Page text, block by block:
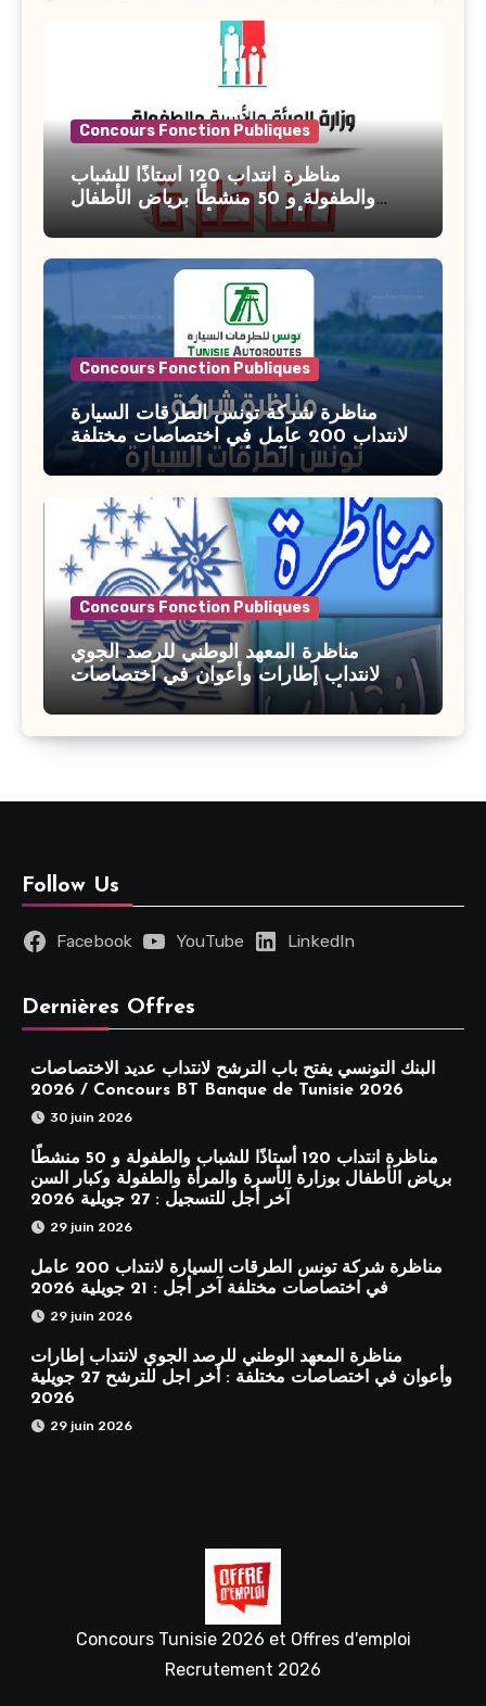
Concours Fonction Publiques
مناظرة انتداب 120 أستاذًا للشباب
والطفولة و 50 منشطًا برياض الأطفال
بوزارة الأسرة والمرأة والطفولة وكبار
السن آخر أجل للتسجيل : 27 جويلية 2026
Concours Fonction Publiques
مناظرة شركة تونس الطرقات السيارة
لانتداب 200 عامل في اختصاصات مختلفة
آخر أجل : 21 جويلية 2026
Concours Fonction Publiques
مناظرة المعهد الوطني للرصد الجوي
لانتداب إطارات وأعوان في اختصاصات
مختلفة : أخر اجل للترشح 27 جويلية 2026
Follow Us
Facebook YouTube LinkedIn
Dernières Offres
البنك التونسي يفتح باب الترشح لانتداب عديد الاختصاصات
2026 / Concours BT Banque de Tunisie 2026
30 juin 2026
مناظرة انتداب 120 أستاذًا للشباب والطفولة و 50 منشطًا
برياض الأطفال بوزارة الأسرة والمرأة والطفولة وكبار السن
آخر أجل للتسجيل : 27 جويلية 2026
29 juin 2026
مناظرة شركة تونس الطرقات السيارة لانتداب 200 عامل
في اختصاصات مختلفة آخر أجل : 21 جويلية 2026
29 juin 2026
مناظرة المعهد الوطني للرصد الجوي لانتداب إطارات
وأعوان في اختصاصات مختلفة : أخر اجل للترشح 27 جويلية
2026
29 juin 2026
Concours Tunisie 2026 et Offres d'emploi
Recrutement 2026